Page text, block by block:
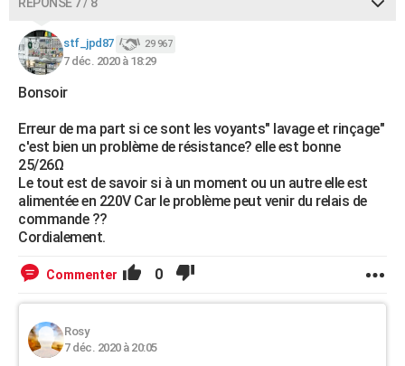
stf_jpd87 29 967
7 déc. 2020 à 18:29
Bonsoir
Erreur de ma part si ce sont les voyants" lavage et rinçage"
c'est bien un problème de résistance? elle est bonne
25/26Ω
Le tout est de savoir si à un moment ou un autre elle est
alimentée en 220V Car le problème peut venir du relais de
commande ??
Cordialement.
Commenter 0
Rosy
7 déc. 2020 à 20:05